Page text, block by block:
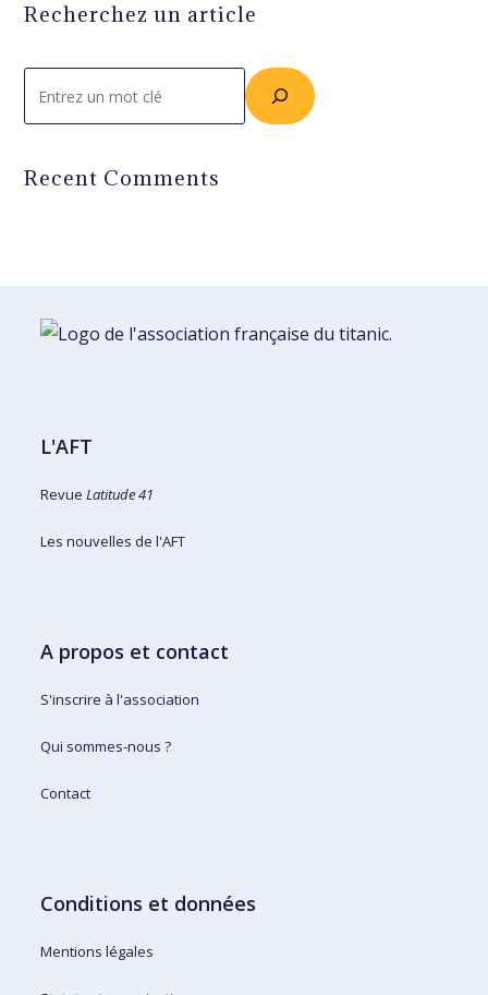
Recherchez un article
Recent Comments
L'AFT
RevueLatitude 41
Les nouvelles de l'AFT
A propos et contact
S'inscrire à l'association
Qui sommes-nous ?
Contact
Conditions et données
Mentions légales